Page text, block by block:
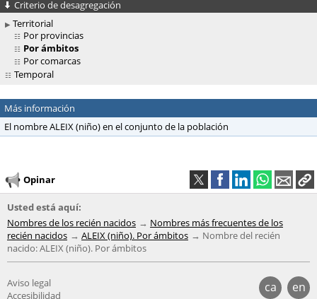
Criterio de desagregación
Territorial
Por provincias
Por ámbitos
Por comarcas
Temporal
Más información
El nombre ALEIX (niño) en el conjunto de la población
Opinar
Usted está aquí:
Nombres de los recién nacidos
Nombres más frecuentes de los
recién nacidos
ALEIX (niño). Por ámbitos
Nombre del recién
nacido: ALEIX (niño). Por ámbitos
ca en
Aviso legal
Accesibilidad